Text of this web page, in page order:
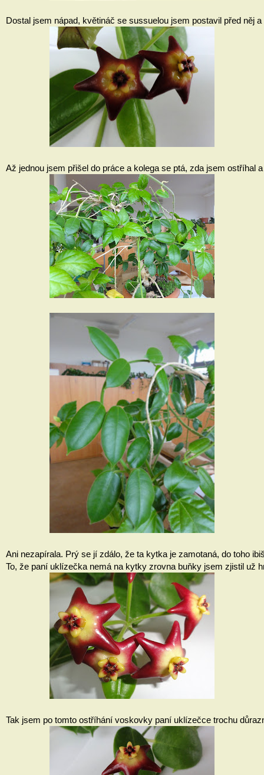
Dostal jsem nápad, květináč se sussuelou jsem postavil před něj
Až jednou jsem přišel do práce a kolega se ptá, zda jsem
Ani nezapírala. Prý se jí zdálo, že ta kytka je zamotaná, do toho
To, že paní uklízečka nemá na kytky zrovna buňky jsem zjistil už
Tak jsem po tomto ostříhání voskovky paní uklízečce trochu